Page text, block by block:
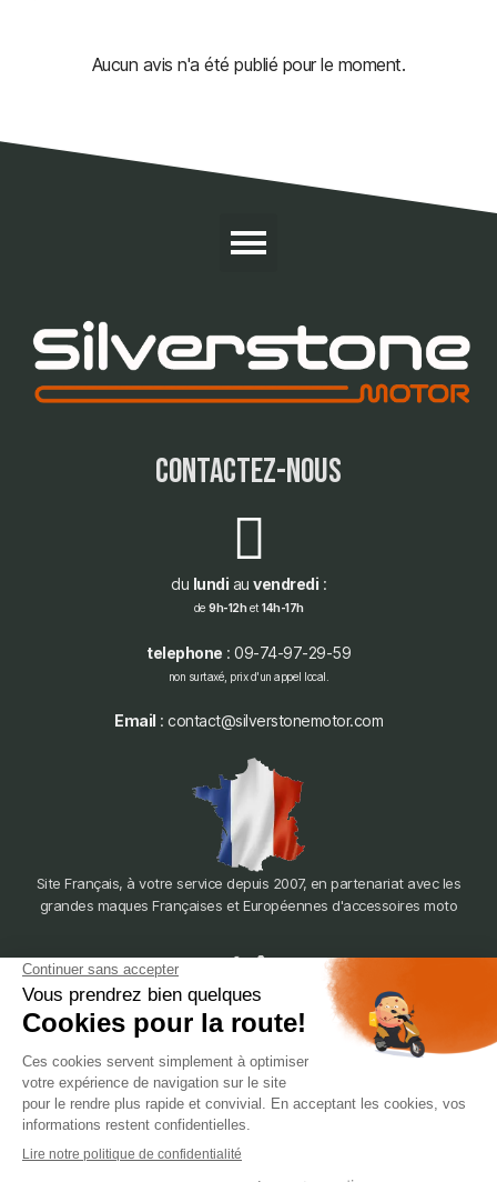
Aucun avis n'a été publié pour le moment.
contactez-nous
du lundi au vendredi :
de 9h-12het 14h-17h
telephone : 09-74-97-29-59
non surtaxé, prix d'un appel local.
Email : contact@silverstonemotor.com
Site Français, à votre service depuis 2007, en partenariat avec les
grandes maques Françaises et Européennes d'accessoires moto
388 Av. Charles de Gaulle, 69200 Vénissieux